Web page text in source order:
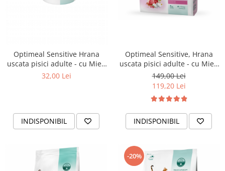
Optimeal Sensitive Hrana
uscata pisici adulte - cu Miel,
0,65kg
32,00 Lei
INDISPONIBIL
Optimeal Sensitive, Hrana
uscata pisici adulte - cu Miel,
4kg
149,00 Lei
119,20 Lei
INDISPONIBIL
-20%